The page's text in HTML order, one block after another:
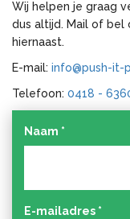
Wij helpen je graag
dus altijd. Mail of bel
hiernaast.
E-mail: info@push-it-
Telefoon: 0418 -
Naam *
E-mailadres *